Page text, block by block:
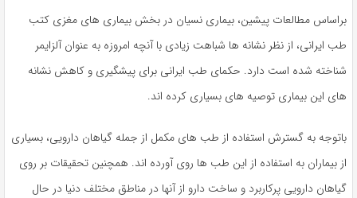
براساس مطالعات پیشین، بیماری نسیان در بخش بیماری های مغزی کتب
طب ایرانی، از نظر نشانه ها شباهت زیادی با آنچه امروزه به عنوان آلزایمر
شناخته شده است دارد. حکمای طب ایرانی برای پیشگیری و کاهش نشانه
های این بیماری توصیه های بسیاری کرده اند.
باتوجه به گسترش استفاده از طب های مکمل از جمله گیاهان دارویی، بسیاری
از بیماران به استفاده از این طب ها روی آورده اند. همچنین تحقیقات بر روی
گیاهان دارویی پرکاربرد و ساخت دارو از آنها در مناطق مختلف دنیا در حال